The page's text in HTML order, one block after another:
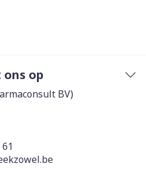
op
BV)